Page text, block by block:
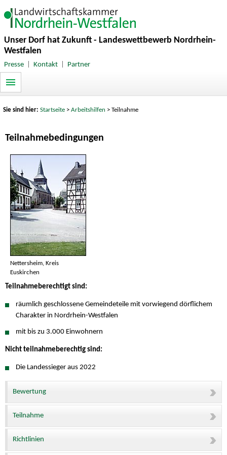
Unser Dorf hat Zukunft - Landeswettbewerb Nordrhein-
Westfalen
Presse| Kontakt| Partner
Sie sind hier:Startseite >Arbeitshilfen > Teilnahme
Teilnahmebedingungen
Nettersheim, Kreis
Euskirchen
Teilnahmeberechtigt sind:
räumlich geschlossene Gemeindeteile mit vorwiegend dörflichem
Charakter in Nordrhein-Westfalen
mit bis zu 3.000 Einwohnern
Nicht teilnahmeberechtig sind:
Die Landessieger aus 2022
Bewertung
Teilnahme
Richtlinien